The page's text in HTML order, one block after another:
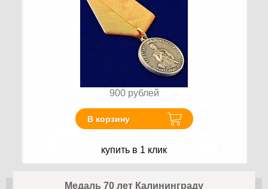
900 рублей
В корзину
купить в 1 клик
Медаль 70 лет Калининграду